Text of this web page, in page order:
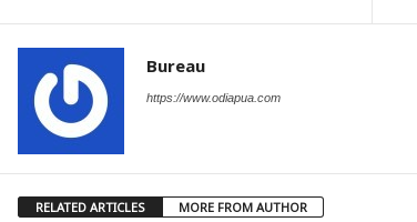
Bureau
https://www.odiapua.com
RELATED ARTICLES MORE FROM AUTHOR